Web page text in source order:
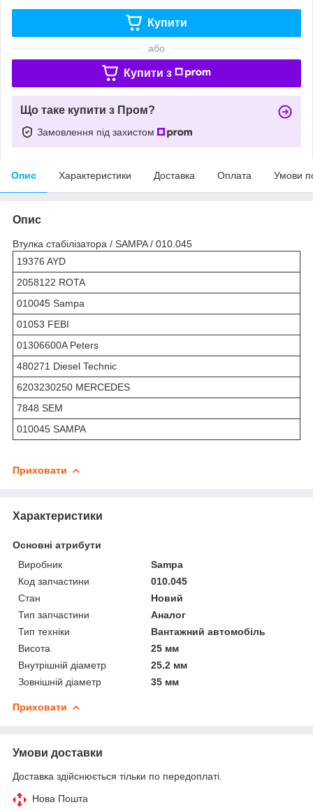
Купити
або
Купити з
Що таке купити з Пром?
Замовлення під захистом
Опис Характеристики Доставка Оплата Умови
Опис
Втулка стабілізатора / SAMPA / 010.045
19376 AYD
2058122 ROTA
010045 Sampa
01053 FEBI
01306600A Peters
480271 Diesel Technic
6203230250 MERCEDES
7848 SEM
010045 SAMPA
Приховати
Характеристики
Основні атрибути
Виробник
Sampa
Код запчастини
010.045
Стан
Новий
Тип запчастини
Аналог
Тип техніки
Вантажний автомобіль
Висота
25 мм
Внутрішній діаметр
25.2 мм
Зовнішній діаметр
35 мм
Приховати
Умови доставки
Доставка здійснюється тільки по передоплаті.
Нова Пошта